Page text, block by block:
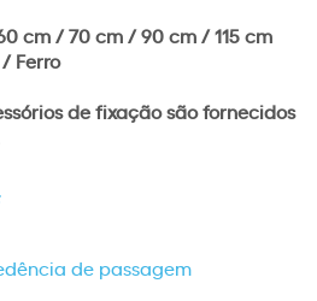
cm / 70 cm / 90 cm / 115 cm
Ferro
de fixação são fornecidos
de passagem